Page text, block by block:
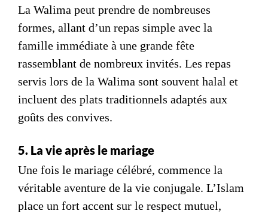
La Walima peut prendre de nombreuses
formes, allant d’un repas simple avec la
famille immédiate à une grande fête
rassemblant de nombreux invités. Les repas
servis lors de la Walima sont souvent halal et
incluent des plats traditionnels adaptés aux
goûts des convives.
5. La vie après le mariage
Une fois le mariage célébré, commence la
véritable aventure de la vie conjugale. L’Islam
place un fort accent sur le respect mutuel,